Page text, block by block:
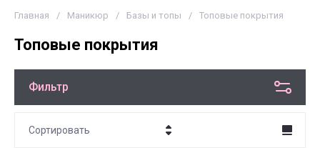
Главная / Маникюр / Базы и топы / Топовые покрытия
Топовые покрытия
Фильтр
Сортировать